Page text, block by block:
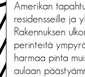
Amerikan
residensseille ja
Rakennuksen
perinteitä
harmaa pinta
aulaan